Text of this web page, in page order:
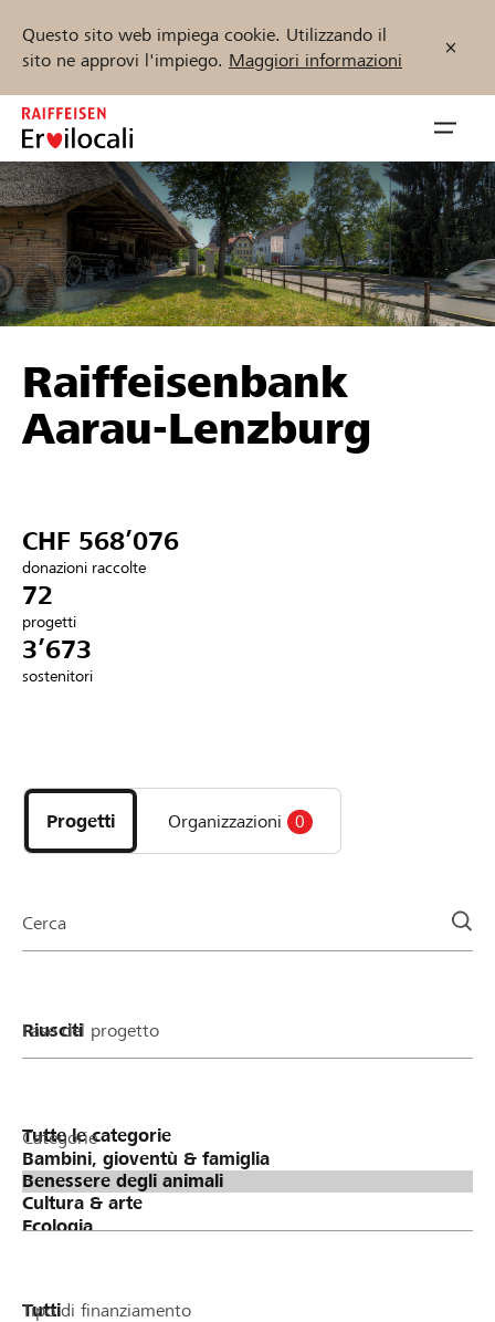
Questo sito web impiega cookie. Utilizzando il
sito ne approvi l'impiego. Maggiori informazioni
Zum
Inhalt
springen
öffnen
Sostenere
Aiuto & supporto
Collegarsi
Trova progetti e organizzazioni
Inizia ora
DE FR IT
Raiffeisenbank
Aarau-Lenzburg
CHF 568’076
donazioni raccolte
72
progetti
3’673
sostenitori
i
progetti
e
della
Progetti Organizzazioni 0
Cerca
Fase del progetto
Categorie
Tipo di finanziamento